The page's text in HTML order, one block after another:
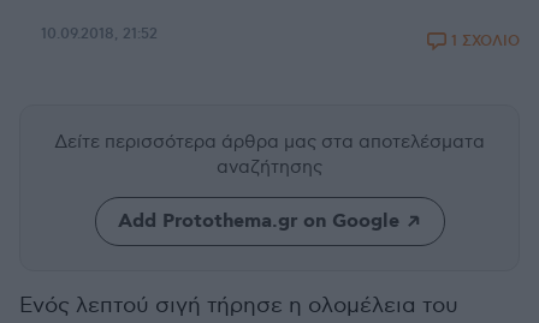
10.09.2018, 21:52 1 ΣΧΟΛΙΟ
Δείτε περισσότερα άρθρα μας στα αποτελέσματα
αναζήτησης
Add Protothema.gr on Google
Eνός λεπτού σιγή τήρησε η ολομέλεια του